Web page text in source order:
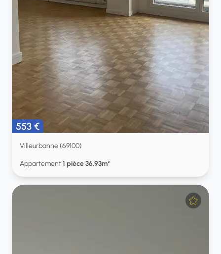
553 €
Villeurbanne (69100)
Appartement1 pièce 36.93m²